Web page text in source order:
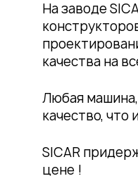
Поэтому
Европейского
в Китае
качество
На заводе